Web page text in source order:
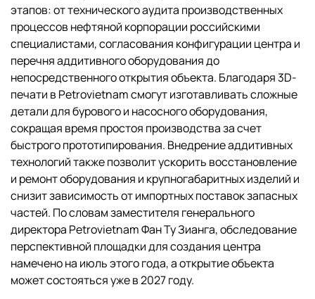
этапов: от технического аудита производственных
процессов нефтяной корпорации российскими
специалистами, согласования конфигурации центра и
перечня аддитивного оборудования до
непосредственного открытия объекта. Благодаря 3D-
печати в Petrovietnam смогут изготавливать сложные
детали для бурового и насосного оборудования,
сокращая время простоя производства за счет
быстрого прототипирования. Внедрение аддитивных
технологий также позволит ускорить восстановление
и ремонт оборудования и крупногабаритных изделий и
снизит зависимость от импортных поставок запасных
частей. По словам заместителя генерального
директора Petrovietnam Фан Ту Зианга, обследование
перспективной площадки для создания центра
намечено на июль этого года, а открытие объекта
может состояться уже в 2027 году.